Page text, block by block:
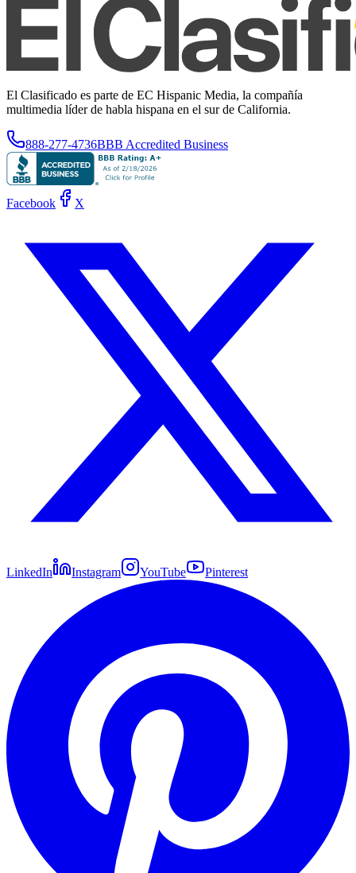
El Clasificado es parte de EC Hispanic Media, la compañía
multimedia líder de habla hispana en el sur de California.
888-277-4736BBB Accredited Business
Facebook X
LinkedIn Instagram YouTube Pinterest